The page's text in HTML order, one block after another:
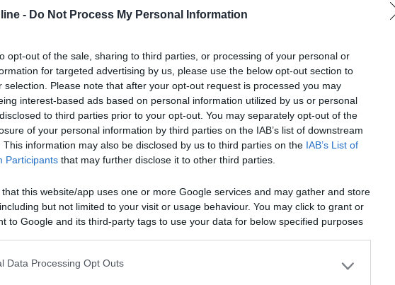
- Do Not Process My Personal Information
opt-out of the sale, sharing to third parties, or processing of your personal or
for targeted advertising by us, please use the below opt-out section to
selection. Please note that after your opt-out request is processed you may
interest-based ads based on personal information utilized by us or personal
to third parties prior to your opt-out. You may separately opt-out of the
of your personal information by third parties on the IAB’s list of downstream
This information may also be disclosed by us to third parties on the IAB’s List of
Participants that may further disclose it to other third parties.
that this website/app uses one or more Google services and may gather and store
but not limited to your visit or usage behaviour. You may click to grant or
to Google and its third-party tags to use your data for below specified purposes
Data Processing Opt Outs
Posizione
km dal centro, struttura con alloggi e campeg...
(CB) - 20.5km
Posizione
Nazionale del Matese, a 5 km dal lago e a 9 km ...